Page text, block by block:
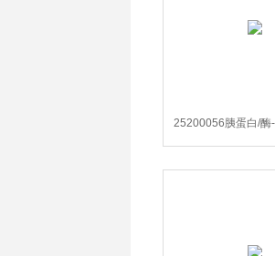
25200056胰蛋白/酶
含酚红